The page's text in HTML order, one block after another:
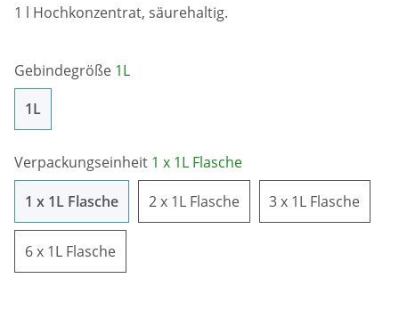
1 l Hochkonzentrat, säurehaltig.
Gebindegröße 1L
1L1L
Verpackungseinheit 1 x 1L Flasche
1 x 1L Flasche1 x 1L Flasche
2 x 1L Flasche2 x 1L Flasche
3 x 1L Flasche3 x
6 x 1L Flasche6 x 1L Flasche